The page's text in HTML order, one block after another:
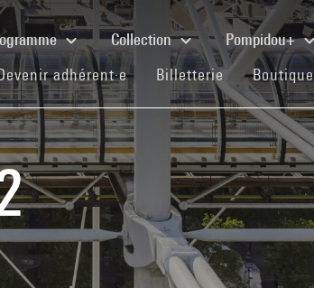
Collection Pompidou+
adhérent·e(current)Billetterie(current)Boutique